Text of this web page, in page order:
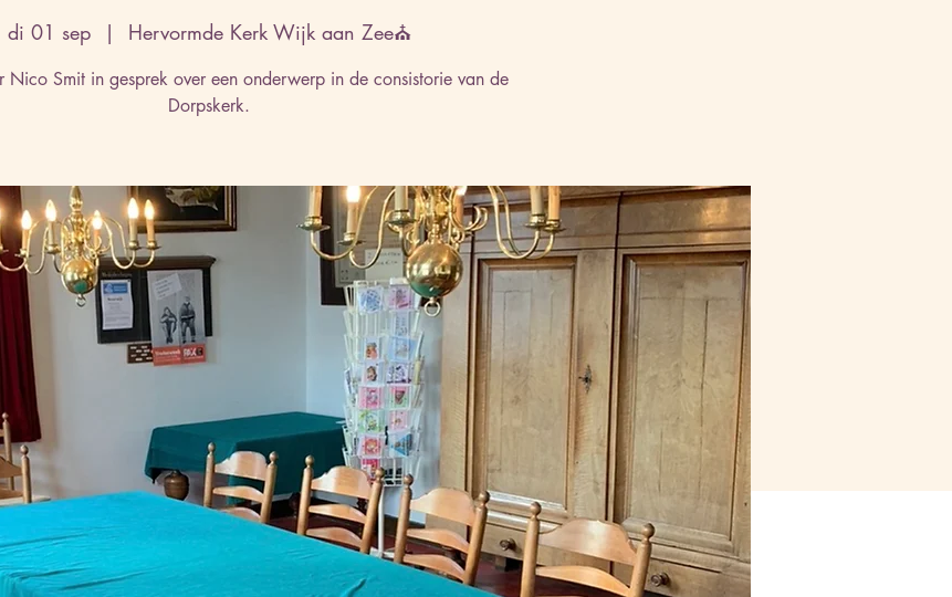
di 01 sep
  |
Hervormde Kerk Wijk aan Zee⛪
Nico Smit in gesprek over een onderwerp in de consistorie van de
Dorpskerk.